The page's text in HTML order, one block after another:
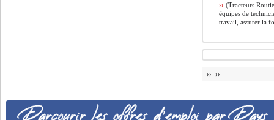
›› (Tracteurs
équipes de
travail, assurer la
›› ››